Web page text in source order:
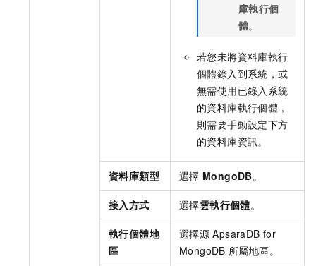
庫執行個
體。
若您未將資料庫執行
個體錄入到系統，或
無需使用已錄入系統
的資料庫執行個體，
則需要手動設定下方
的資料庫資訊。
資料庫類型 選擇 MongoDB。
接入方式 選擇雲執行個體。
執行個體地
區
選擇源 ApsaraDB for
MongoDB 所屬地區。